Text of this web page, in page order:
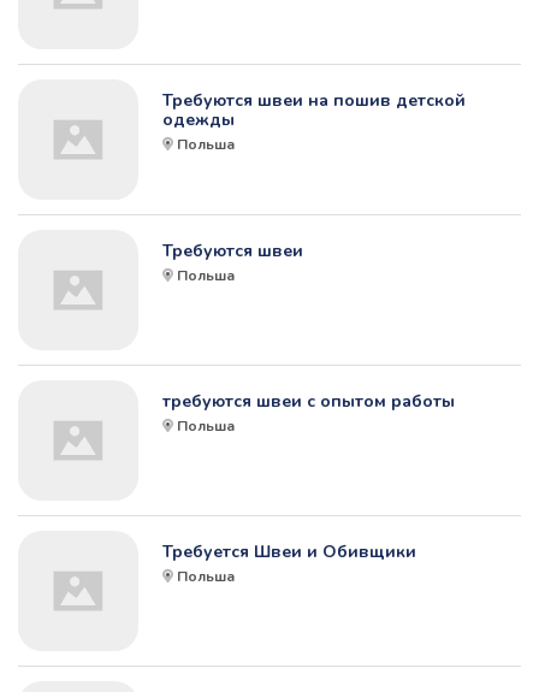
Требуются швеи на пошив детской
одежды
Польша
Требуются швеи
Польша
требуются швеи с опытом работы
Польша
Требуется Швеи и Обивщики
Польша